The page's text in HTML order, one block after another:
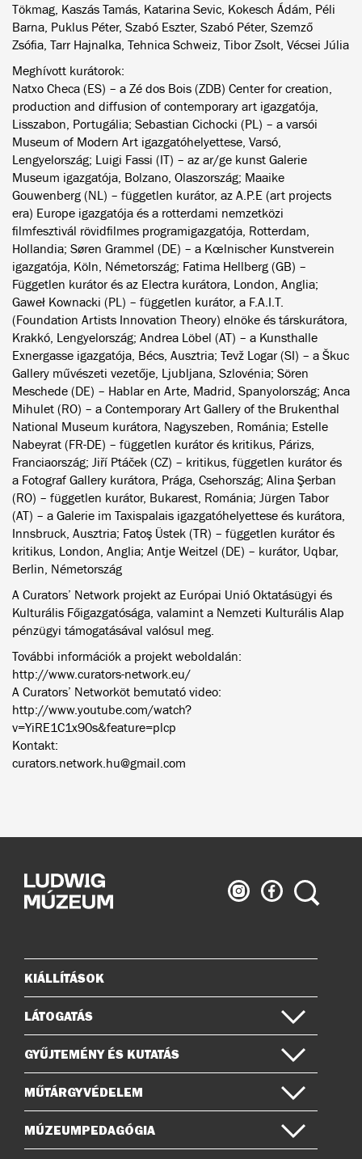
Tökmag, Kaszás Tamás, Katarina Sevic, Kokesch Ádám, Péli
Barna, Puklus Péter, Szabó Eszter, Szabó Péter, Szemző
Zsófia, Tarr Hajnalka, Tehnica Schweiz, Tibor Zsolt, Vécsei Júlia
Meghívott kurátorok:
Natxo Checa (ES) – a Zé dos Bois (ZDB) Center for creation,
production and diffusion of contemporary art igazgatója,
Lisszabon, Portugália; Sebastian Cichocki (PL) – a varsói
Museum of Modern Art igazgatóhelyettese, Varsó,
Lengyelország; Luigi Fassi (IT) – az ar/ge kunst Galerie
Museum igazgatója, Bolzano, Olaszország; Maaike
Gouwenberg (NL) – független kurátor, az A.P.E (art projects
era) Europe igazgatója és a rotterdami nemzetközi
filmfesztivál rövidfilmes programigazgatója, Rotterdam,
Hollandia; Søren Grammel (DE) – a Kœlnischer Kunstverein
igazgatója, Köln, Németország; Fatima Hellberg (GB) –
Független kurátor és az Electra kurátora, London, Anglia;
Gaweł Kownacki (PL) – független kurátor, a F.A.I.T.
(Foundation Artists Innovation Theory) elnöke és társkurátora,
Krakkó, Lengyelország; Andrea Löbel (AT) – a Kunsthalle
Exnergasse igazgatója, Bécs, Ausztria; Tevž Logar (SI) – a Škuc
Gallery művészeti vezetője, Ljubljana, Szlovénia; Sören
Meschede (DE) – Hablar en Arte, Madrid, Spanyolország; Anca
Mihulet (RO) – a Contemporary Art Gallery of the Brukenthal
National Museum kurátora, Nagyszeben, Románia; Estelle
Nabeyrat (FR-DE) – független kurátor és kritikus, Párizs,
Franciaország; Jiří Ptáček (CZ) – kritikus, független kurátor és
a Fotograf Gallery kurátora, Prága, Csehország; Alina Şerban
(RO) – független kurátor, Bukarest, Románia; Jürgen Tabor
(AT) – a Galerie im Taxispalais igazgatóhelyettese és kurátora,
Innsbruck, Ausztria; Fatoş Üstek (TR) – független kurátor és
kritikus, London, Anglia; Antje Weitzel (DE) – kurátor, Uqbar,
Berlin, Németország
A Curators’ Network projekt az Európai Unió Oktatásügyi és
Kulturális Főigazgatósága, valamint a Nemzeti Kulturális Alap
pénzügyi támogatásával valósul meg.
További információk a projekt weboldalán:
http://www.curators-network.eu/
A Curators’ Networköt bemutató video:
http://www.youtube.com/watch?
v=YiRE1C1x90s&feature=plcp
Kontakt:
curators.network.hu@gmail.com
Ludwig
Múzeum
Ludwig
Múzeum
Keresés
Oldaltérkép
KIÁLLÍTÁSOK
LÁTOGATÁS
GYŰJTEMÉNY ÉS KUTATÁS
MŰTÁRGYVÉDELEM
MÚZEUMPEDAGÓGIA